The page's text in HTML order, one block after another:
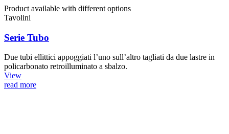
Product available with different options
Tavolini
Serie Tubo
Due tubi ellittici appoggiati l’uno sull’altro tagliati da due lastre in
policarbonato retroilluminato a sbalzo.
View
read more